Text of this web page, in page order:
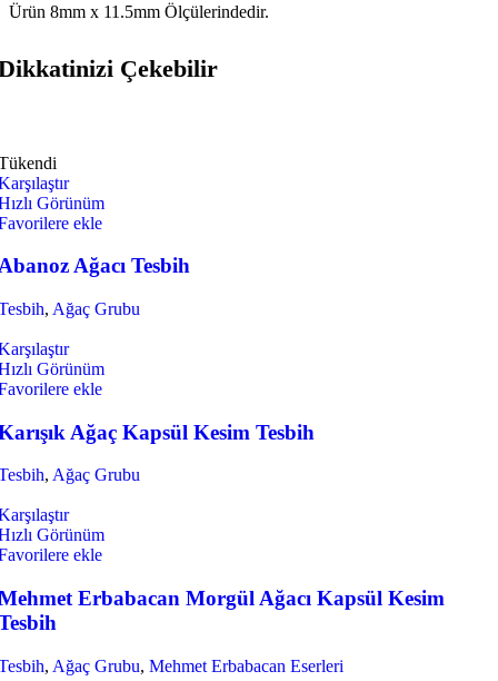
Ürün 8mm x 11.5mm Ölçülerindedir.
Çekebilir
Görünüm
ekle
Ağacı Tesbih
, Ağaç Grubu
Görünüm
ekle
Ağaç Kapsül Kesim Tesbih
, Ağaç Grubu
Görünüm
ekle
Erbabacan Morgül Ağacı Kapsül Kesim
, Ağaç Grubu, Mehmet Erbabacan Eserleri